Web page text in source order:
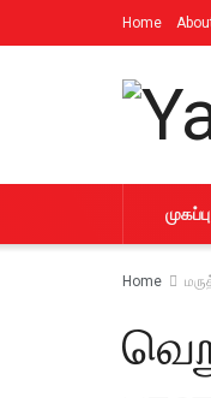
Home
முகப்பு
Home